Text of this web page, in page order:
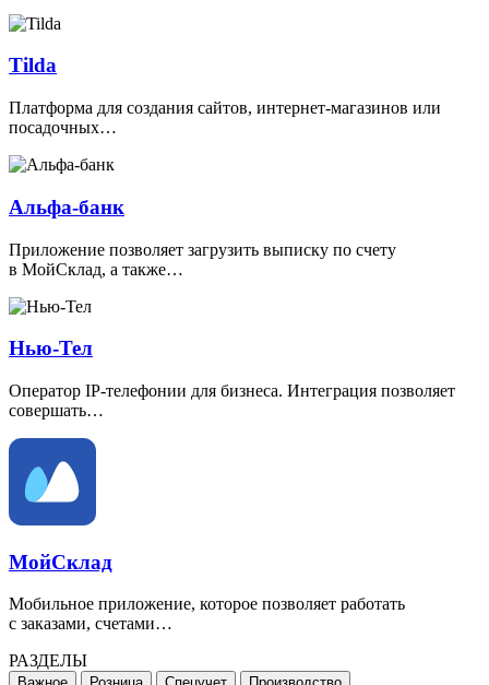
Tilda
Платформа для создания сайтов, интернет-магазинов или
посадочных…
Альфа-банк
Приложение позволяет загрузить выписку по счету
в МойСклад, а также…
Нью-Тел
Оператор IP-телефонии для бизнеса. Интеграция позволяет
совершать…
МойСклад
Мобильное приложение, которое позволяет работать
с заказами, счетами…
РАЗДЕЛЫ